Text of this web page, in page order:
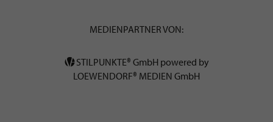
MEDIENPARTNER VON:
STILPUNKTE® GmbH powered by
LOEWENDORF® MEDIEN GmbH